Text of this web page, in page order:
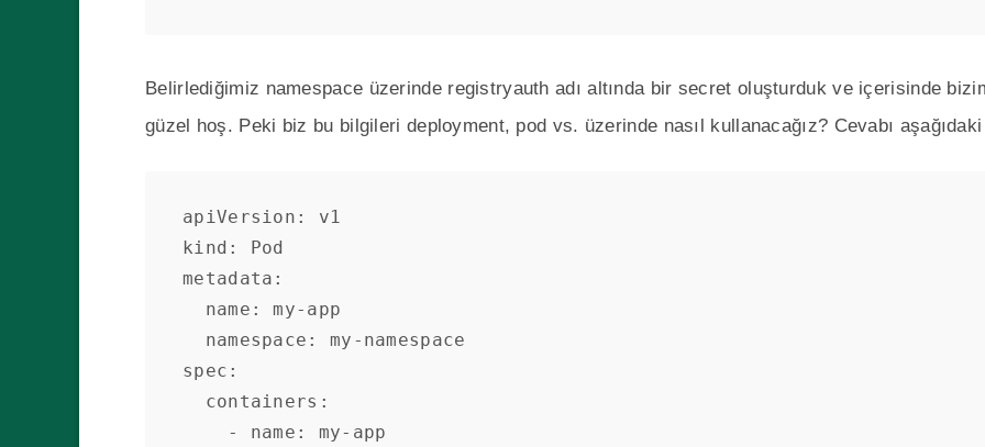
Belirlediğimiz namespace üzerinde registryauth adı altında bir secret oluşturduk ve içerisinde
güzel hoş. Peki biz bu bilgileri deployment, pod vs. üzerinde nasıl kullanacağız? Cevabı
apiVersion: v1
kind: Pod
metadata:
spec: